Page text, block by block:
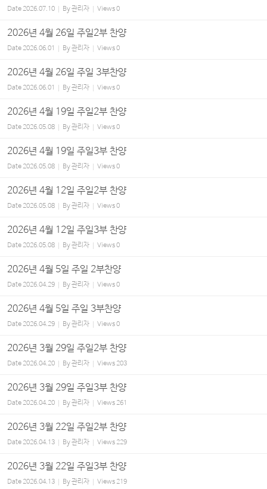
Date2026.07.10 By관리자 Views0
2026년 4월 26일 주일2부 찬양
Date2026.06.01 By관리자 Views0
2026년 4월 26일 주일 3부찬양
Date2026.06.01 By관리자 Views0
2026년 4월 19일 주일2부 찬양
Date2026.05.08 By관리자 Views0
2026년 4월 19일 주일3부 찬양
Date2026.05.08 By관리자 Views0
2026년 4월 12일 주일2부 찬양
Date2026.05.08 By관리자 Views0
2026년 4월 12일 주일3부 찬양
Date2026.05.08 By관리자 Views0
2026년 4월 5일 주일 2부찬양
Date2026.04.29 By관리자 Views0
2026년 4월 5일 주일 3부찬양
Date2026.04.29 By관리자 Views0
2026년 3월 29일 주일2부 찬양
Date2026.04.20 By관리자 Views203
2026년 3월 29일 주일3부 찬양
Date2026.04.20 By관리자 Views261
2026년 3월 22일 주일2부 찬양
Date2026.04.13 By관리자 Views229
2026년 3월 22일 주일3부 찬양
Date2026.04.13 By관리자 Views219